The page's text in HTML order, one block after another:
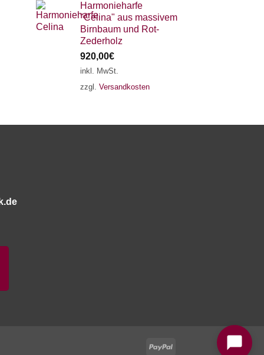
Harmonieharfe
"Celina" aus massivem
Birnbaum und Rot-
Zederholz
920,00€
inkl. MwSt.
zzgl. Versandkosten
PayPal
18 SAITEN 21 SAITEN 25 SAITEN
AKKORDZITHER